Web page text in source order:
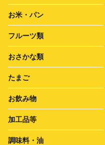
お米・パン
フルーツ類
おさかな類
たまご
お飲み物
加工品等
調味料・油